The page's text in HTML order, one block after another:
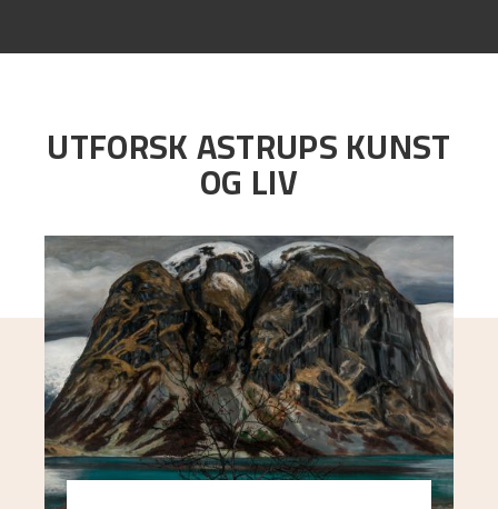
UTFORSK ASTRUPS KUNST
OG LIV